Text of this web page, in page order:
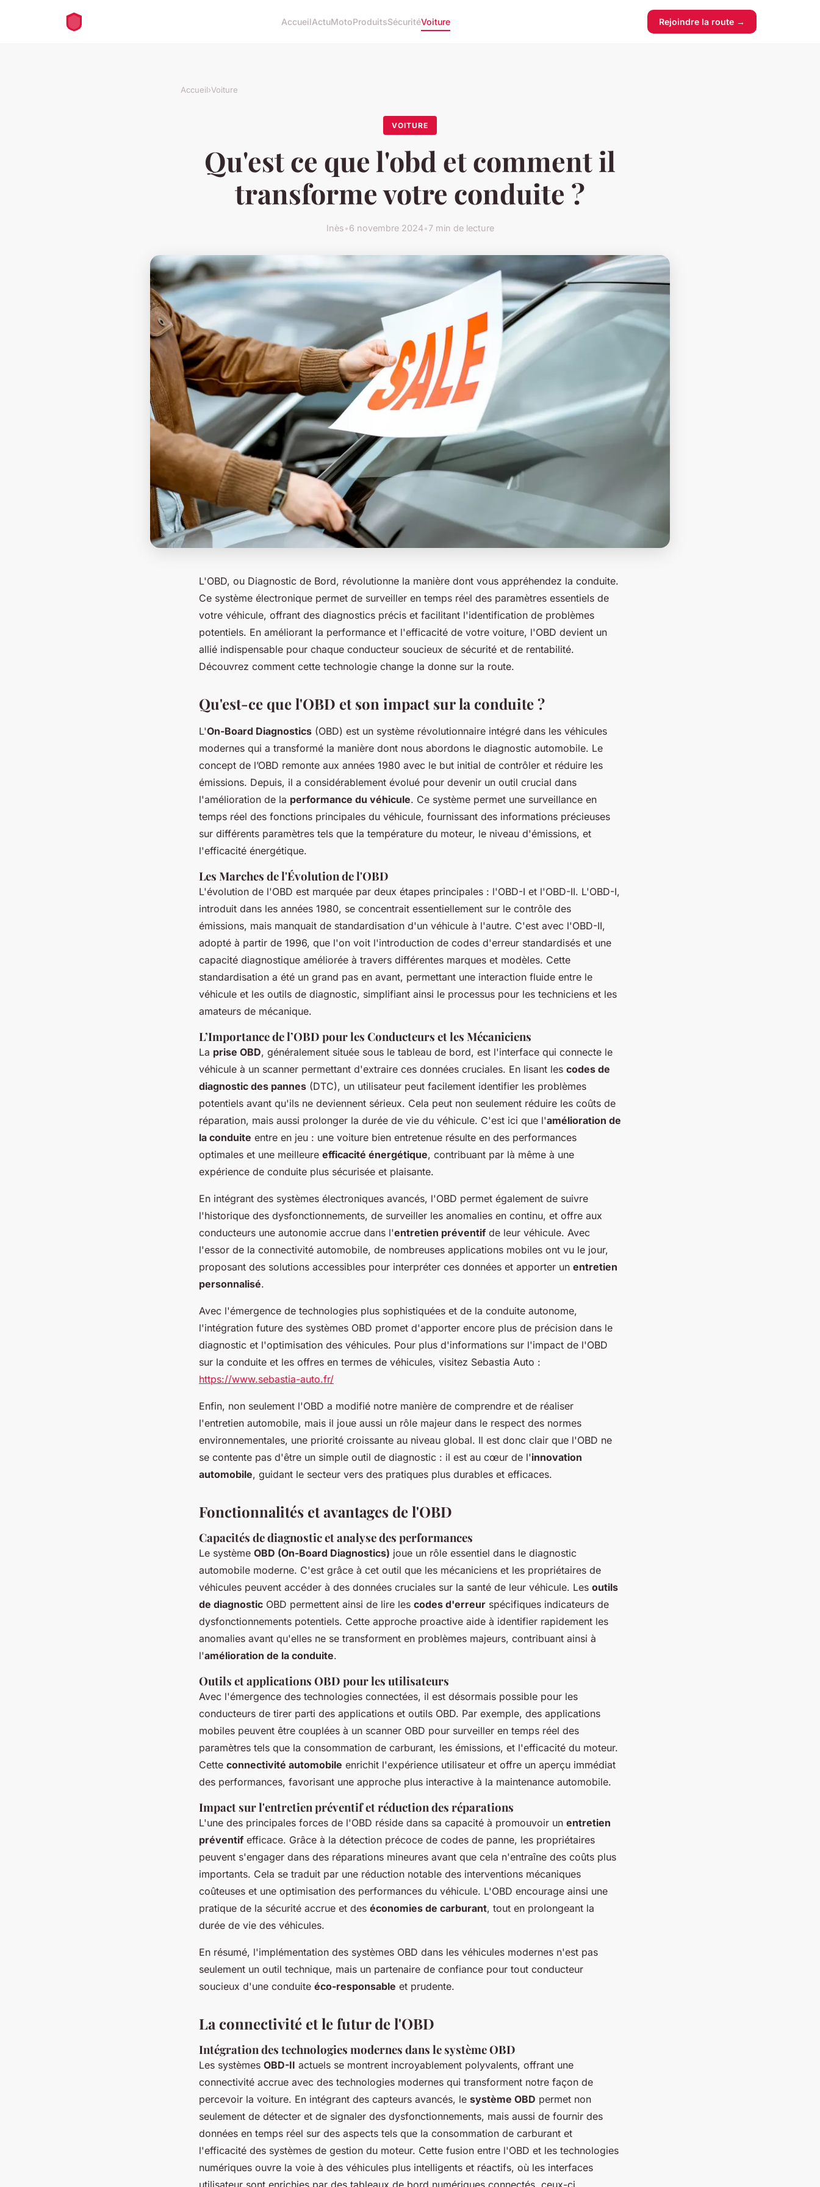
AccueilActuMotoProduitsSécuritéVoiture Rejoindre la route →
Accueil›Voiture
VOITURE
Qu'est ce que l'obd et comment il
transforme votre conduite ?
Inès•6 novembre 2024•7 min de lecture
L'OBD, ou Diagnostic de Bord, révolutionne la manière dont vous appréhendez la conduite.
Ce système électronique permet de surveiller en temps réel des paramètres essentiels de
votre véhicule, offrant des diagnostics précis et facilitant l'identification de problèmes
potentiels. En améliorant la performance et l'efficacité de votre voiture, l'OBD devient un
allié indispensable pour chaque conducteur soucieux de sécurité et de rentabilité.
Découvrez comment cette technologie change la donne sur la route.
Qu'est-ce que l'OBD et son impact sur la conduite ?
L'On-Board Diagnostics (OBD) est un système révolutionnaire intégré dans les véhicules
modernes qui a transformé la manière dont nous abordons le diagnostic automobile. Le
concept de l’OBD remonte aux années 1980 avec le but initial de contrôler et réduire les
émissions. Depuis, il a considérablement évolué pour devenir un outil crucial dans
l'amélioration de la performance du véhicule. Ce système permet une surveillance en
temps réel des fonctions principales du véhicule, fournissant des informations précieuses
sur différents paramètres tels que la température du moteur, le niveau d'émissions, et
l'efficacité énergétique.
Les Marches de l'Évolution de l'OBD
L'évolution de l'OBD est marquée par deux étapes principales : l'OBD-I et l'OBD-II. L'OBD-I,
introduit dans les années 1980, se concentrait essentiellement sur le contrôle des
émissions, mais manquait de standardisation d'un véhicule à l'autre. C'est avec l'OBD-II,
adopté à partir de 1996, que l'on voit l'introduction de codes d'erreur standardisés et une
capacité diagnostique améliorée à travers différentes marques et modèles. Cette
standardisation a été un grand pas en avant, permettant une interaction fluide entre le
véhicule et les outils de diagnostic, simplifiant ainsi le processus pour les techniciens et les
amateurs de mécanique.
L’Importance de l’OBD pour les Conducteurs et les Mécaniciens
La prise OBD, généralement située sous le tableau de bord, est l'interface qui connecte le
véhicule à un scanner permettant d'extraire ces données cruciales. En lisant les codes de
diagnostic des pannes (DTC), un utilisateur peut facilement identifier les problèmes
potentiels avant qu'ils ne deviennent sérieux. Cela peut non seulement réduire les coûts de
réparation, mais aussi prolonger la durée de vie du véhicule. C'est ici que l'amélioration de
la conduite entre en jeu : une voiture bien entretenue résulte en des performances
optimales et une meilleure efficacité énergétique, contribuant par là même à une
expérience de conduite plus sécurisée et plaisante.
En intégrant des systèmes électroniques avancés, l'OBD permet également de suivre
l'historique des dysfonctionnements, de surveiller les anomalies en continu, et offre aux
conducteurs une autonomie accrue dans l'entretien préventif de leur véhicule. Avec
l'essor de la connectivité automobile, de nombreuses applications mobiles ont vu le jour,
proposant des solutions accessibles pour interpréter ces données et apporter un entretien
personnalisé.
Avec l'émergence de technologies plus sophistiquées et de la conduite autonome,
l'intégration future des systèmes OBD promet d'apporter encore plus de précision dans le
diagnostic et l'optimisation des véhicules. Pour plus d'informations sur l'impact de l'OBD
sur la conduite et les offres en termes de véhicules, visitez Sebastia Auto :
https://www.sebastia-auto.fr/
Enfin, non seulement l'OBD a modifié notre manière de comprendre et de réaliser
l'entretien automobile, mais il joue aussi un rôle majeur dans le respect des normes
environnementales, une priorité croissante au niveau global. Il est donc clair que l'OBD ne
se contente pas d'être un simple outil de diagnostic : il est au cœur de l'innovation
automobile, guidant le secteur vers des pratiques plus durables et efficaces.
Fonctionnalités et avantages de l'OBD
Capacités de diagnostic et analyse des performances
Le système OBD (On-Board Diagnostics) joue un rôle essentiel dans le diagnostic
automobile moderne. C'est grâce à cet outil que les mécaniciens et les propriétaires de
véhicules peuvent accéder à des données cruciales sur la santé de leur véhicule. Les outils
de diagnostic OBD permettent ainsi de lire les codes d'erreur spécifiques indicateurs de
dysfonctionnements potentiels. Cette approche proactive aide à identifier rapidement les
anomalies avant qu'elles ne se transforment en problèmes majeurs, contribuant ainsi à
l'amélioration de la conduite.
Outils et applications OBD pour les utilisateurs
Avec l'émergence des technologies connectées, il est désormais possible pour les
conducteurs de tirer parti des applications et outils OBD. Par exemple, des applications
mobiles peuvent être couplées à un scanner OBD pour surveiller en temps réel des
paramètres tels que la consommation de carburant, les émissions, et l'efficacité du moteur.
Cette connectivité automobile enrichit l'expérience utilisateur et offre un aperçu immédiat
des performances, favorisant une approche plus interactive à la maintenance automobile.
Impact sur l'entretien préventif et réduction des réparations
L'une des principales forces de l'OBD réside dans sa capacité à promouvoir un entretien
préventif efficace. Grâce à la détection précoce de codes de panne, les propriétaires
peuvent s'engager dans des réparations mineures avant que cela n'entraîne des coûts plus
importants. Cela se traduit par une réduction notable des interventions mécaniques
coûteuses et une optimisation des performances du véhicule. L'OBD encourage ainsi une
pratique de la sécurité accrue et des économies de carburant, tout en prolongeant la
durée de vie des véhicules.
En résumé, l'implémentation des systèmes OBD dans les véhicules modernes n'est pas
seulement un outil technique, mais un partenaire de confiance pour tout conducteur
soucieux d'une conduite éco-responsable et prudente.
La connectivité et le futur de l'OBD
Intégration des technologies modernes dans le système OBD
Les systèmes OBD-II actuels se montrent incroyablement polyvalents, offrant une
connectivité accrue avec des technologies modernes qui transforment notre façon de
percevoir la voiture. En intégrant des capteurs avancés, le système OBD permet non
seulement de détecter et de signaler des dysfonctionnements, mais aussi de fournir des
données en temps réel sur des aspects tels que la consommation de carburant et
l'efficacité des systèmes de gestion du moteur. Cette fusion entre l'OBD et les technologies
numériques ouvre la voie à des véhicules plus intelligents et réactifs, où les interfaces